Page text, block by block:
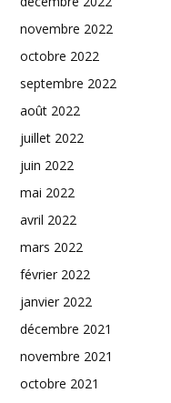
novembre 2022
octobre 2022
septembre 2022
août 2022
juillet 2022
juin 2022
mai 2022
avril 2022
mars 2022
février 2022
janvier 2022
décembre 2021
novembre 2021
octobre 2021